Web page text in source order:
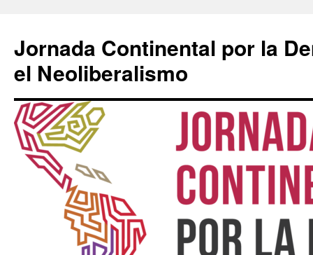
contenido
Jornada Continental por la
el Neoliberalismo